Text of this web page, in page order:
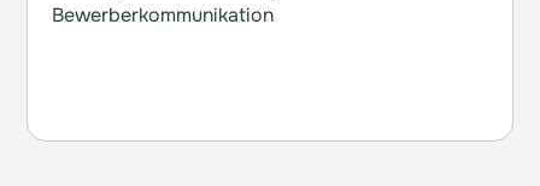
Bewerberkommunikation ‍